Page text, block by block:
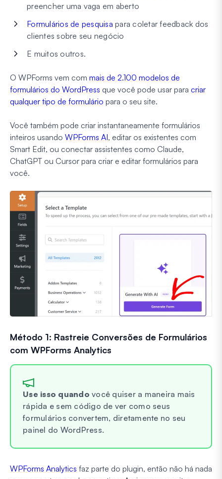
preencher uma vaga em aberto
Formulários de pesquisa para coletar feedback dos
clientes sobre seu negócio
E muitos outros.
O WPForms vem com mais de 2.100 modelos de
formulários do WordPress que você pode usar para criar
qualquer tipo de formulário para o seu site.
Você também pode criar instantaneamente formulários
inteiros usando WPForms AI, editar os existentes com
Smart Edit, ou conectar assistentes como Claude,
ChatGPT ou Cursor para criar e editar formulários para
você.
Método 1: Rastreie Conversões de Formulários
com WPForms Analytics
Use isso quando você quiser a maneira mais
rápida e sem código de ver como seus
formulários convertem, diretamente no seu
painel do WordPress.
WPForms Analytics faz parte do plugin, então não há nada